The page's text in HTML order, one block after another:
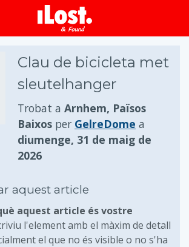
principal
Clau de bicicleta met
sleutelhanger
Trobat a Arnhem, Països
Baixos per GelreDome a
diumenge, 31 de maig de
2026
aquest article
aquest article és vostre
l'element amb el màxim de detall
el que no és visible o no s'ha